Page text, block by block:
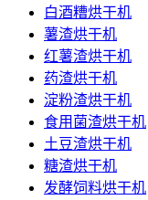
白酒糟烘干机
薯渣烘干机
红薯渣烘干机
药渣烘干机
淀粉渣烘干机
食用菌渣烘干机
土豆渣烘干机
糖渣烘干机
发酵饲料烘干机